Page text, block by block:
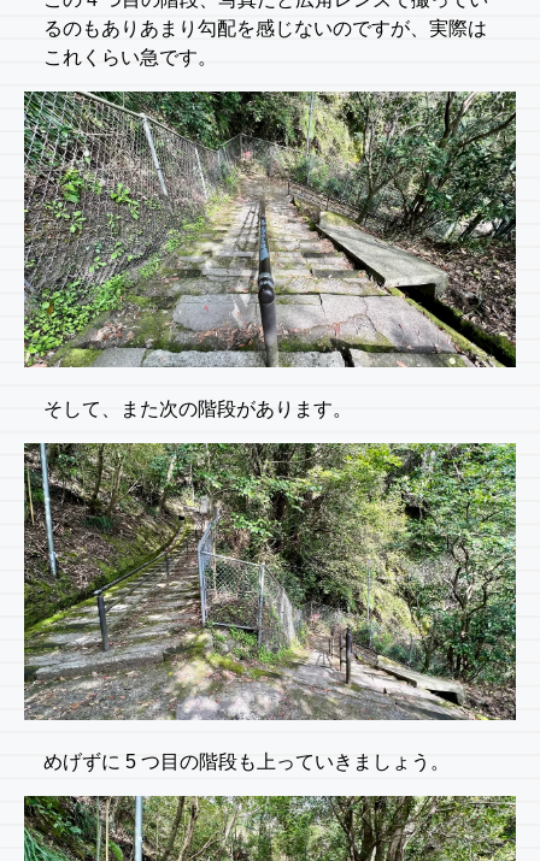
るのもありあまり勾配を感じないのですが、実際は
これくらい急です。
そして、また次の階段があります。
めげずに 5 つ目の階段も上っていきましょう。